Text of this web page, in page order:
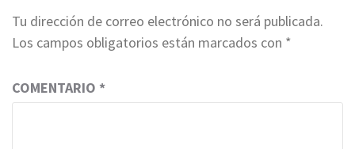
Tu dirección de correo electrónico no será publicada.
Los campos obligatorios están marcados con *
COMENTARIO *